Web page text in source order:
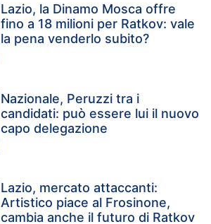
Lazio, la Dinamo Mosca offre
fino a 18 milioni per Ratkov: vale
la pena venderlo subito?
Nazionale, Peruzzi tra i
candidati: può essere lui il nuovo
capo delegazione
Lazio, mercato attaccanti:
Artistico piace al Frosinone,
cambia anche il futuro di Ratkov